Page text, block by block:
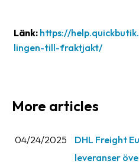
Prohibited
Länk: https://
lingen-till-fraktjakt/
More articles
04/24/2025
DHL Freight
leveranser